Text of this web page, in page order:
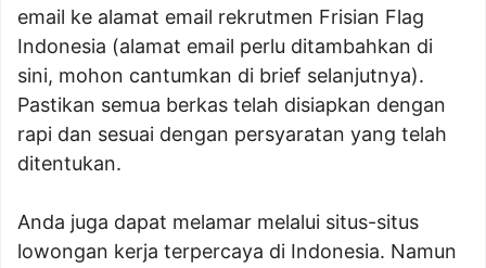
email ke alamat email rekrutmen Frisian Flag
Indonesia (alamat email perlu ditambahkan di
sini, mohon cantumkan di brief selanjutnya).
Pastikan semua berkas telah disiapkan dengan
rapi dan sesuai dengan persyaratan yang telah
ditentukan.
Anda juga dapat melamar melalui situs-situs
lowongan kerja terpercaya di Indonesia. Namun